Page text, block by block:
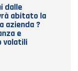
dalle
abitato la
azienda ?
e
volatili